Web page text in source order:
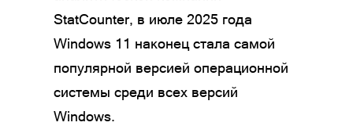
StatCounter, в июле 2025 года
Windows 11 наконец стала самой
популярной версией операционной
системы среди всех версий
Windows.